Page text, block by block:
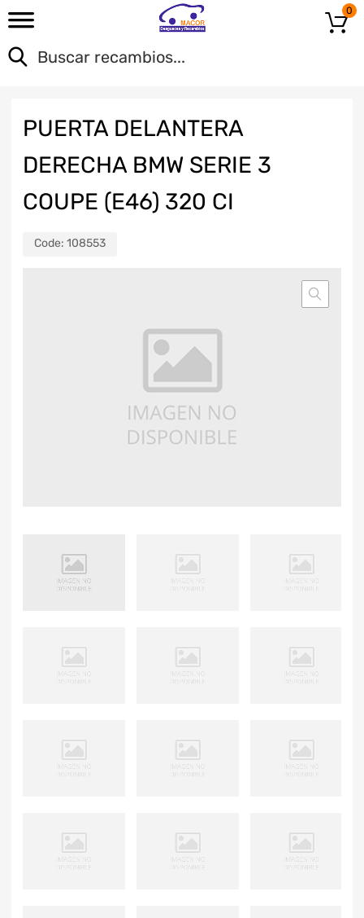
0
PUERTA DELANTERA
DERECHA BMW SERIE 3
COUPE (E46) 320 CI
Code: 108553